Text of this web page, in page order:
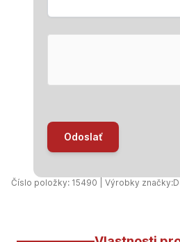
Odoslať
Číslo položky: 15490 | Výrobky značky: